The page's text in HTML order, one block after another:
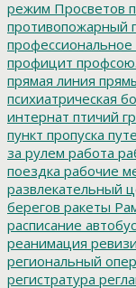
режим Просветов
противопожарный
профицит
прямая линия
психиатрическая
интернат птичий
пункт пропуска
за рулем работа
поездка рабочие
развлекательный
берегов ракеты
расписание
реанимация
региональный
регистратура